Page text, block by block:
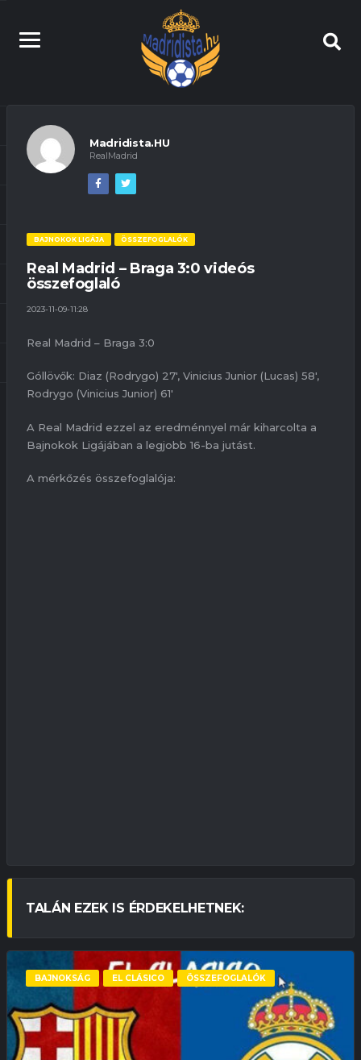
Madridista.HU
RealMadrid
BAJNOKOK LIGÁJA ÖSSZEFOGLALÓK
Real Madrid – Braga 3:0 videós
összefoglaló
2023-11-09-11:28
Real Madrid – Braga 3:0
Góllövők: Diaz (Rodrygo) 27′, Vinicius Junior (Lucas) 58′,
Rodrygo (Vinicius Junior) 61′
A Real Madrid ezzel az eredménnyel már kiharcolta a
Bajnokok Ligájában a legjobb 16-ba jutást.
A mérkőzés összefoglalója:
TALÁN EZEK IS ÉRDEKELHETNEK:
BAJNOKSÁG EL CLÁSICO ÖSSZEFOGLALÓK